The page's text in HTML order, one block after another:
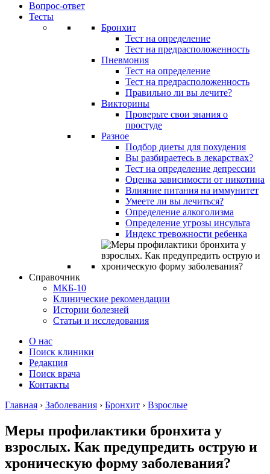
Вопрос-ответ
Тесты
Бронхит
Тест на определение
Тест на предрасположенность
Пневмония
Тест на определение
Тест на предрасположенность
Правильно ли вы лечите?
Викторины
Проверьте свои знания о
простуде
Разное
Подбор диеты для похудения
Вы разбираетесь в лекарствах?
Тест на определение депрессии
Оценка зависимости от никотина
Влияние питания на иммунитет
Умеете ли вы лечиться?
Определение алкоголизма
Определение угрозы инсульта
Индекс тревожности ребенка
Справочник
МКБ-10
Клинические рекомендации
Истории болезней
Статьи и исследования
О нас
Поиск клиники
Редакция
Поиск врача
Контакты
Главная › Заболевания › Бронхит › Взрослые
Меры профилактики бронхита у
взрослых. Как предупредить острую и
хроническую форму заболевания?